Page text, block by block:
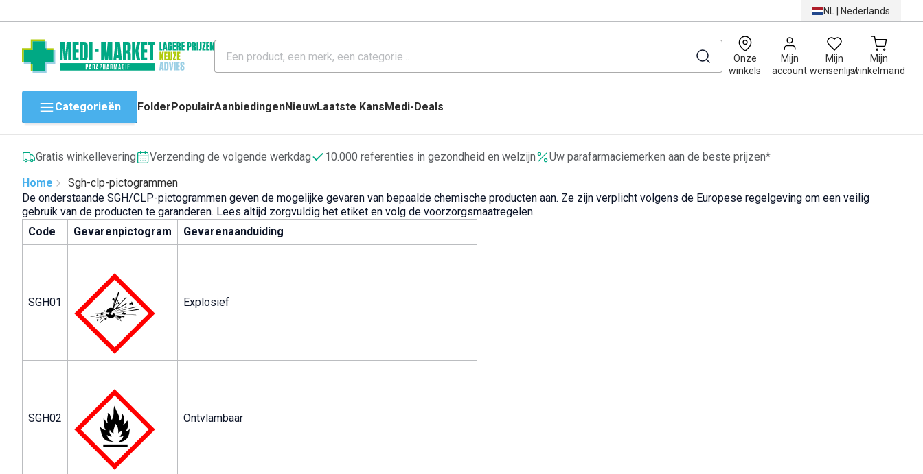
NL | Nederlands
Onze
winkels
Mijn
account
Mijn
wensenlijst
Mijn
winkelmand
0
Categorieën FolderPopulairAanbiedingenNieuwLaatste KansMedi-Deals
Gratis winkellevering Verzending de volgende werkdag 10.000 referenties in gezondheid en welzijn
Uw parafarmaciemerken aan de beste prijzen*
Home
Sgh-clp-pictogrammen
De onderstaande SGH/CLP-pictogrammen geven de mogelijke gevaren van bepaalde chemische producten aan. Ze zijn verplicht volgens de Europese regelgeving om een veilig
gebruik van de producten te garanderen. Lees altijd zorgvuldig het etiket en volg de voorzorgsmaatregelen.
Code
Gevarenpictogram Gevarenaanduiding
SGH01 Explosief
SGH02 Ontvlambaar